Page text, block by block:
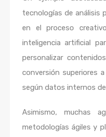
tecnologías de análisis
en el proceso
inteligencia artificial
personalizar
conversión superiores
según datos internos
Asimismo, muchas
metodologías ágiles y